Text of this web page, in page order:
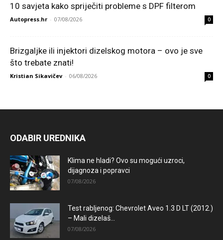
10 savjeta kako spriječiti probleme s DPF filterom
Autopress.hr - 07/08/2026 0
Brizgaljke ili injektori dizelskog motora – ovo je sve
što trebate znati!
Kristian Sikavičev - 06/08/2026 0
ODABIR UREDNIKA
Klima ne hladi? Ovo su mogući uzroci,
dijagnoza i popravci
07/08/2026
Test rabljenog: Chevrolet Aveo 1.3 D LT (2012.)
– Mali dizelaš...
07/08/2026